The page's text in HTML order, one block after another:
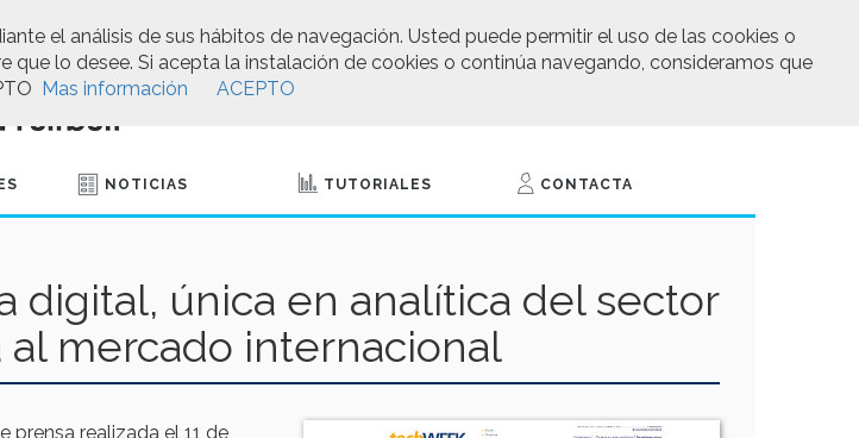
NOTICIAS TUTORIALES CONTACTA
digital, única en analítica del sector
al mercado internacional
prensa realizada el 11 de
el análisis de sus hábitos de navegación. Usted puede permitir el uso de las cookies o
lo desee. Si acepta la instalación de cookies o continúa navegando, consideramos que
Mas información ACEPTO